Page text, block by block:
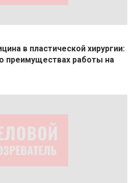
в пластической хирургии:
преимуществах работы на